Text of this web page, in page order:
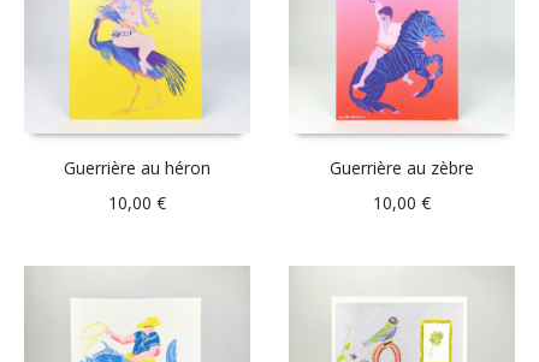
Guerrière au héron
10,00 €
Guerrière au zèbre
10,00€